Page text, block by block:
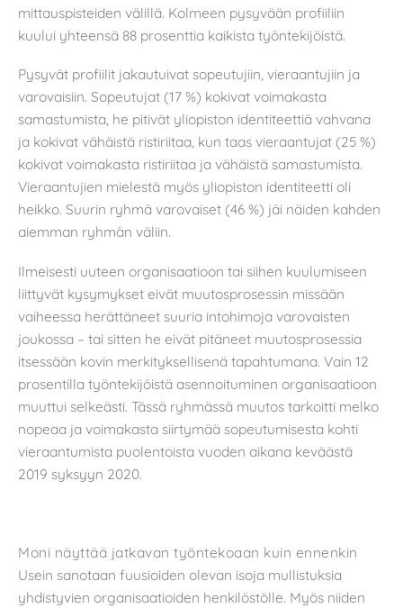
mittauspisteiden välillä. Kolmeen pysyvään profiiliin
kuului yhteensä 88 prosenttia kaikista työntekijöistä.
Pysyvät profiilit jakautuivat sopeutujiin, vieraantujiin ja
varovaisiin. Sopeutujat (17 %) kokivat voimakasta
samastumista, he pitivät yliopiston identiteettiä vahvana
ja kokivat vähäistä ristiriitaa, kun taas vieraantujat (25 %)
kokivat voimakasta ristiriitaa ja vähäistä samastumista.
Vieraantujien mielestä myös yliopiston identiteetti oli
heikko. Suurin ryhmä varovaiset (46 %) jäi näiden kahden
aiemman ryhmän väliin.
Ilmeisesti uuteen organisaatioon tai siihen kuulumiseen
liittyvät kysymykset eivät muutosprosessin missään
vaiheessa herättäneet suuria intohimoja varovaisten
joukossa – tai sitten he eivät pitäneet muutosprosessia
itsessään kovin merkityksellisenä tapahtumana. Vain 12
prosentilla työntekijöistä asennoituminen organisaatioon
muuttui selkeästi. Tässä ryhmässä muutos tarkoitti melko
nopeaa ja voimakasta siirtymää sopeutumisesta kohti
vieraantumista puolentoista vuoden aikana keväästä
2019 syksyyn 2020.
Moni näyttää jatkavan työntekoaan kuin ennenkin
Usein sanotaan fuusioiden olevan isoja mullistuksia
yhdistyvien organisaatioiden henkilöstölle. Myös niiden